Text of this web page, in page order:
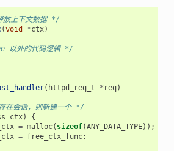
放上下文数据 */
(void *ctx)
以外的代码逻辑 */
( httpd_req_t * req)
在会话，则新建一个 */
)
{
= malloc( sizeof(ANY_DATA_TYPE));
= free_ctx_func;